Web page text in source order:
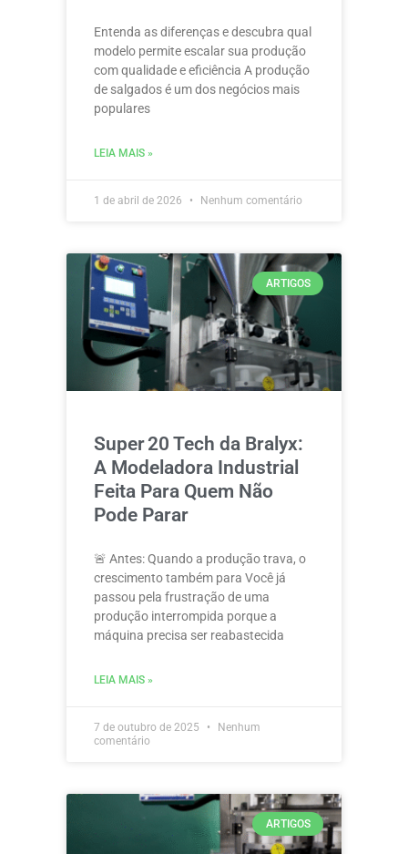
Entenda as diferenças e descubra qual
modelo permite escalar sua produção
com qualidade e eficiência A produção
de salgados é um dos negócios mais
populares
LEIA MAIS »
1 de abril de 2026 Nenhum comentário
ARTIGOS
Super 20 Tech da Bralyx:
A Modeladora Industrial
Feita Para Quem Não
Pode Parar
🚨 Antes: Quando a produção trava, o
crescimento também para Você já
passou pela frustração de uma
produção interrompida porque a
máquina precisa ser reabastecida
LEIA MAIS »
7 de outubro de 2025
Nenhum
comentário
ARTIGOS